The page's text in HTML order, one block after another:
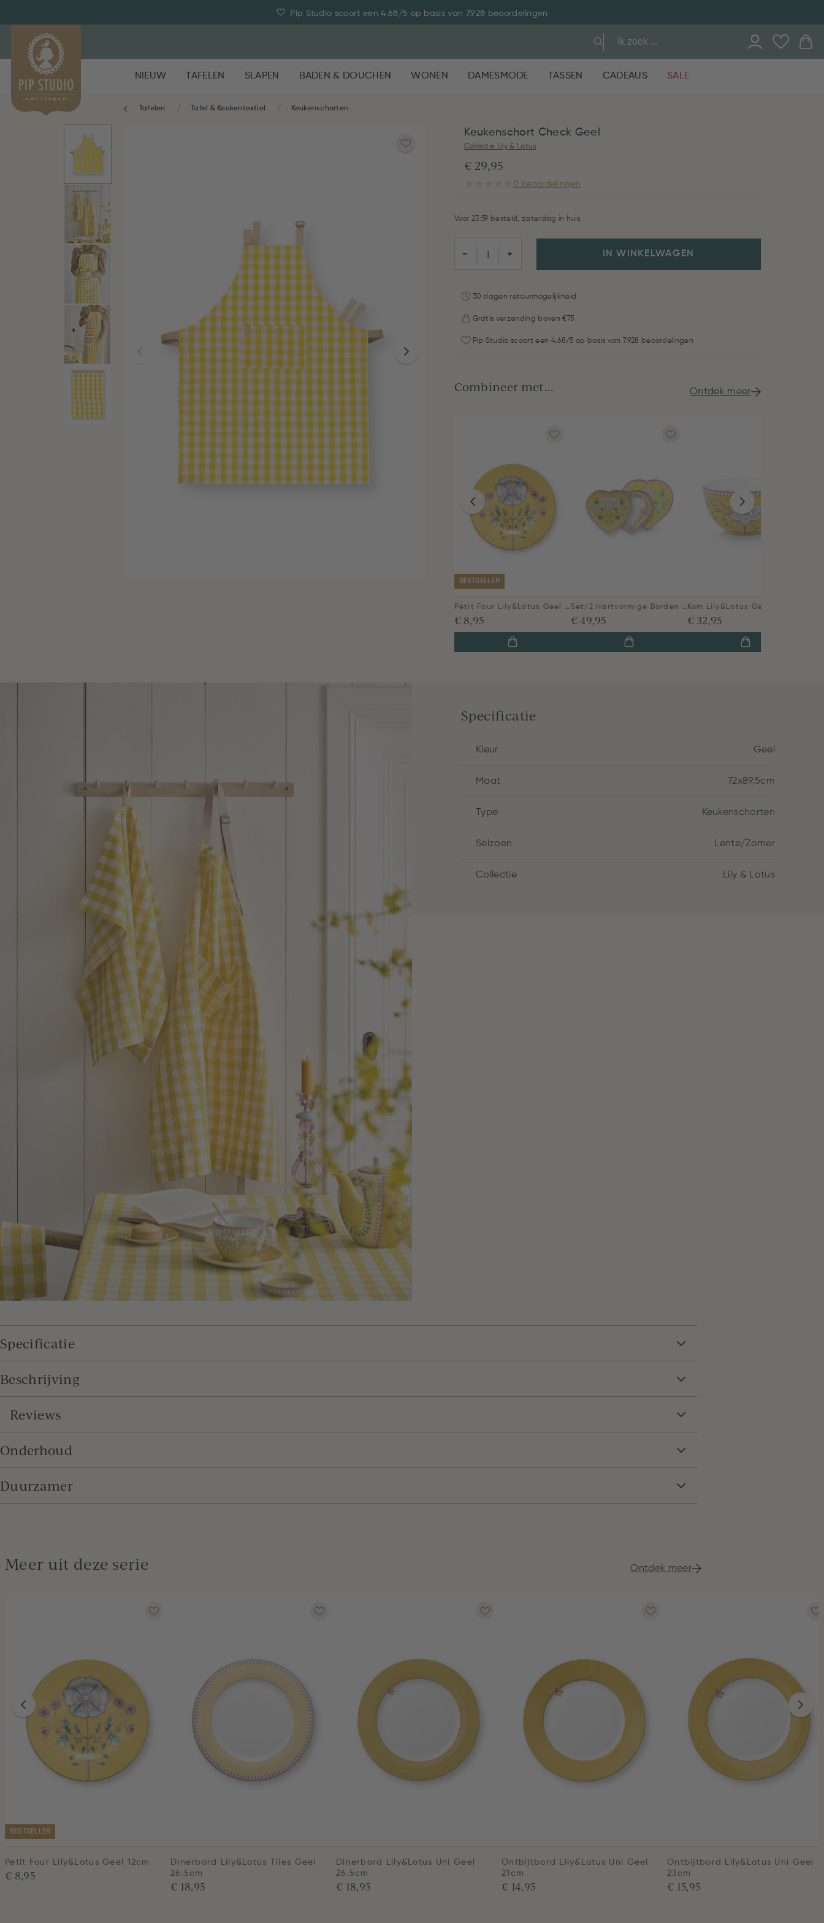
Pip Studio scoort een 4.68/5 op basis van 7.928 beoordelingen
NIEUW TAFELEN SLAPEN BADEN & DOUCHEN WONEN DAMESMODE TASSEN CADEAUS SALE
Tafelen Tafel & Keukentextiel Keukenschorten
Keukenschort Check Geel
Collectie Lily & Lotus
€ 29,95
0 beoordelingen
Voor 23:59 besteld, zaterdag in huis
− + IN WINKELWAGEN
30 dagen retourmogelijkheid
Gratis verzending boven €75
Pip Studio scoort een 4.68/5 op basis van 7.928 beoordelingen
Combineer met... Ontdek meer
BESTSELLER
Petit Four Lily&Lotus Geel 12cm
€ 8,95
Set/2 Hartvormige Borden Lily&Lotus Geel 21.5cm
€ 49,95
Kom Lily&Lotus Geel 18cm
€ 32,95
Specificatie
Kleur Geel
Maat 72x89,5cm
Type Keukenschorten
Seizoen Lente/Zomer
Collectie Lily & Lotus
Specificatie
Beschrijving
Reviews
Onderhoud
Duurzamer
Meer uit deze serie Ontdek meer
BESTSELLER
Petit Four Lily&Lotus Geel 12cm
€ 8,95
Dinerbord Lily&Lotus Tiles Geel
26.5cm
€ 18,95
Dinerbord Lily&Lotus Uni Geel
26.5cm
€ 18,95
Ontbijtbord Lily&Lotus Uni Geel
21cm
€ 14,95
Ontbijtbord Lily&Lotus Uni Geel
23cm
€ 15,95